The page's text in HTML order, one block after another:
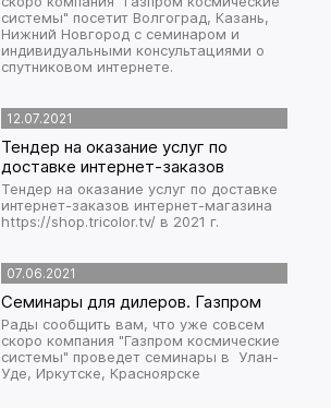
системы" посетит Волгоград, Казань,
Нижний Новгород с семинаром и
индивидуальными консультациями о
спутниковом интернете.
12.07.2021
Тендер на оказание услуг по
доставке интернет-заказов
Тендер на оказание услуг по доставке
интернет-заказов интернет-магазина
https://shop.tricolor.tv/ в 2021 г.
07.06.2021
Семинары для дилеров. Газпром
Рады сообщить вам, что уже совсем
скоро компания "Газпром космические
системы" проведет семинары в Улан-
Уде, Иркутске, Красноярске